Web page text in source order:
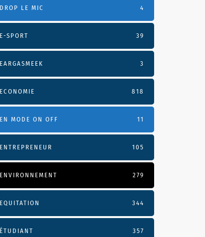
DROP LE MIC 4
E-SPORT 39
EARGASMEEK 3
ECONOMIE 818
EN MODE ON OFF 11
ENTREPRENEUR 105
ENVIRONNEMENT 279
EQUITATION 344
ÉTUDIANT 357